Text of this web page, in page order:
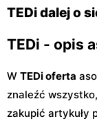
TEDi dalej o
TEDi - opis
W TEDi oferta
znaleźć
zakupić artykuły